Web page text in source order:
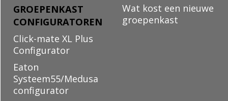
Wat kost een nieuwe
groepenkast
GROEPENKAST
CONFIGURATOREN
Click-mate XL Plus
Configurator
Eaton
Systeem55/Medusa
configurator